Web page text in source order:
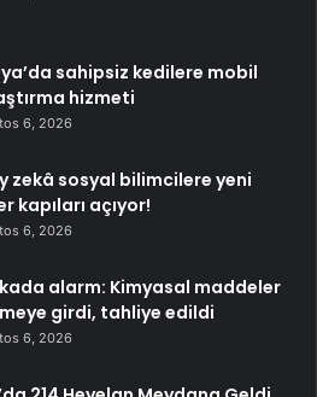
sahipsiz kedilere mobil
hizmeti
6, 2026
zekâ sosyal bilimcilere yeni
kapıları açıyor!
6, 2026
alarm: Kimyasal maddeler
girdi, tahliye edildi
6, 2026